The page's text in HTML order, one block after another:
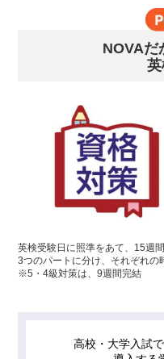
NOVAだ
英検受験日に照準をあて、15週
3つのパートに分け、それぞれの
※5・4級対策は、9週間完結
高校・大学入試